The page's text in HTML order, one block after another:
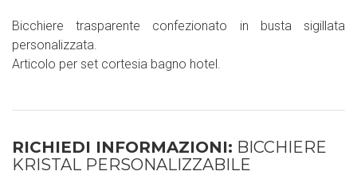
Bicchiere trasparente confezionato in busta sigillata
personalizzata.
Articolo per set cortesia bagno hotel.
RICHIEDI INFORMAZIONI: BICCHIERE
KRISTAL PERSONALIZZABILE